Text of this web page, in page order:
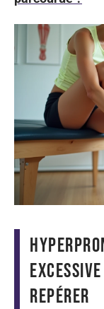
repérer